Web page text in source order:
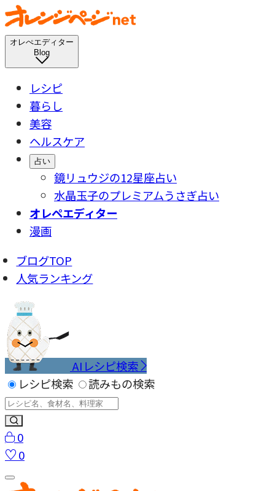
オレぺエディター
Blog
レシピ
暮らし
美容
ヘルスケア
占い
鏡リュウジの12星座占い
水晶玉子のプレミアムうさぎ占い
オレペエディター
漫画
ブログTOP
人気ランキング
AIレシピ検索
レシピ検索
読みもの検索
0
0